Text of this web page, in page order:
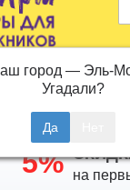
город — Эль-
Угадали?
АКЦИИ
Кисть из
5% на